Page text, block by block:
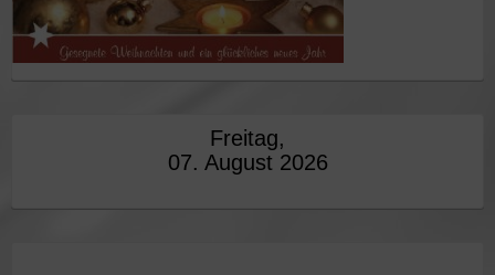
Freitag,
07. August 2026